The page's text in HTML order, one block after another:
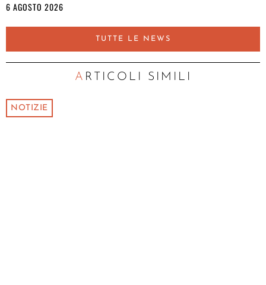
6 AGOSTO 2026
TUTTE LE NEWS
ARTICOLI SIMILI
NOTIZIE